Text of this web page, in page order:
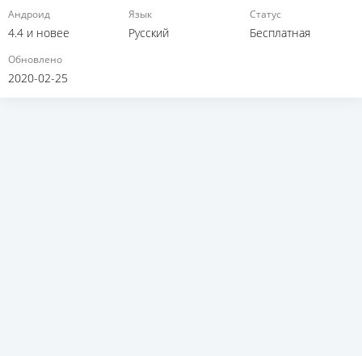
Андроид
4.4 и новее
Язык
Русский
Статус
Бесплатная
Обновлено
2020-02-25